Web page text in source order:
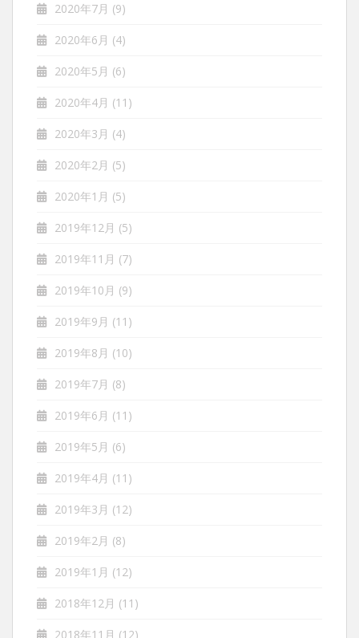
2020年7月 (9)
2020年6月 (4)
2020年5月 (6)
2020年4月 (11)
2020年3月 (4)
2020年2月 (5)
2020年1月 (5)
2019年12月 (5)
2019年11月 (7)
2019年10月 (9)
2019年9月 (11)
2019年8月 (10)
2019年7月 (8)
2019年6月 (11)
2019年5月 (6)
2019年4月 (11)
2019年3月 (12)
2019年2月 (8)
2019年1月 (12)
2018年12月 (11)
2018年11月 (12)